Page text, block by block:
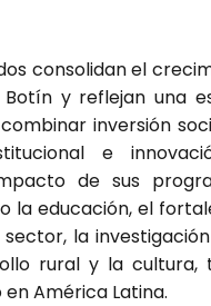
con­so­li­dan el
Botín y refle­jan una
inver­sión
e
de sus
la edu­ca­ción, el
la
rural y la cul­tu­ra,
Amé­ri­ca Lati­na.